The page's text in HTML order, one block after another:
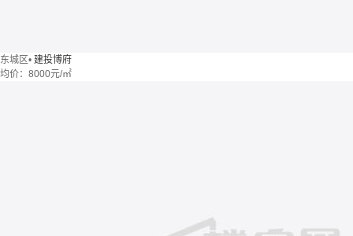
东城区• 建投博府
均价： 8000元/㎡